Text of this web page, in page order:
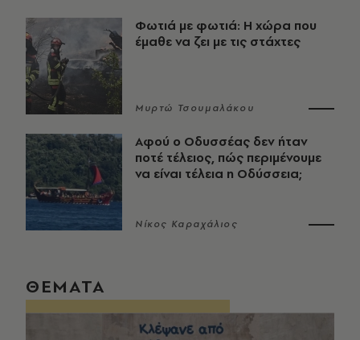
Φωτιά με φωτιά: Η χώρα που
έμαθε να ζει με τις στάχτες
Μυρτώ Τσουμαλάκου
Αφού ο Οδυσσέας δεν ήταν
ποτέ τέλειος, πώς περιμένουμε
να είναι τέλεια η Οδύσσεια;
Νίκος Καραχάλιος
ΘΕΜΑΤΑ